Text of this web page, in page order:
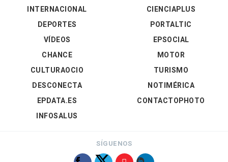
INTERNACIONAL
DEPORTES
VÍDEOS
CIENCIAPLUS
PORTALTIC
EPSOCIAL
CHANCE
CULTURAOCIO
DESCONECTA
EPDATA.ES
INFOSALUS
MOTOR
TURISMO
NOTIMÉRICA
CONTACTOPHOTO
SÍGUENOS